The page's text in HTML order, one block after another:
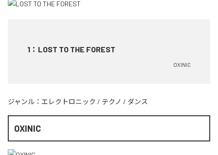
1 ： LOST TO THE FOREST
OXINIC
ジャンル： エレクトロニック / テクノ / ダンス
OXINIC